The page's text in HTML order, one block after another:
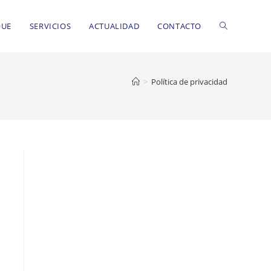
SERVICIOS ACTUALIDAD CONTACTO Alternar
búsqueda
> Política de privacidad